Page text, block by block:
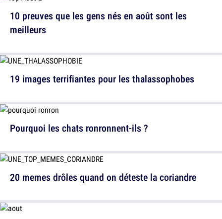
19 images terrifiantes pour les thalassophobes
20 memes drôles quand on déteste la coriandre
10 preuves que les gens nés en août sont les
meilleurs
Pourquoi les chats ronronnent-ils ?